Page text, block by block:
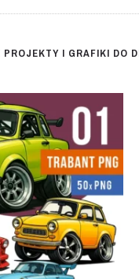
PROJEKTY I GRAFIKI DO